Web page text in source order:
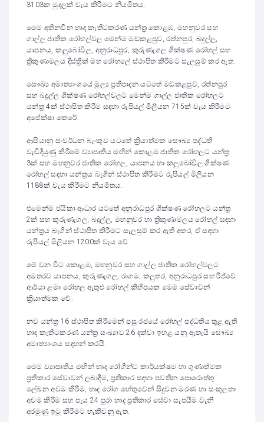
3103ක මුදලක් වැය කිරීමට නියමිතය.
මෙම අතිනවීන හෘද කැතීටකරණ යන්ත්‍ර කොළඹ, මහනුවර සහ
ගාල්ල ජාතික රෝහල්වල මෙන්ම මඩකළපුව, රත්නපුර, බදුල්ල,
යාපනය, කලුබෝවිල, අනුරාධපුර, කුරුණෑගල ශික්ෂණ රෝහල් සහ
ත්‍රිකුණාමලය දිස්ත්‍රික් මහ රෝහලේ ස්ථාපිත කිරීමට සැලසුම් කර ඇත.
සෞඛ්‍ය අමාත්‍යාංශයේ මූල්‍ය ප්‍රතිපාදන යටතේ මඩකළපුව, රත්නපුර
සහ බදුල්ල ශික්ෂණ රෝහල්වලට මෙන්ම ගාල්ල ජාතික රෝහලට
යන්ත්‍ර 4ක් ස්ථාපිත කිරීම සඳහා රුපියල් මිලියන 715ක් වැය කිරීමට
අපේක්ෂා කෙරේ.
ආසියානු සංවර්ධන බැංකුව යටතේ ක්‍රියාත්මක සෞඛ්‍ය පද්ධති
වැඩිදියුණු කිරීමේ ව්‍යාපෘතිය මඟින් කොළඹ ජාතික රෝහලට යන්ත්‍ර
3ක් සහ මහනුවර ජාතික රෝහල, යාපනය හා කලුබෝවිල ශික්ෂණ
රෝහල් සඳහා යන්ත්‍රය බැගින් ස්ථාපිත කිරීමට රුපියල් මිලියන
1188ක් වැය කිරීමට නියමිතය.
එමෙන්ම ජයිකා ආධාර යටතේ අනුරාධපුර ශික්ෂණ රෝහලට යන්ත්‍ර
2ක් සහ කුරුණෑගල, බදුල්ල, මහනුවර හා ත්‍රිකුණාමලය රෝහල් සඳහා
යන්ත්‍රය බැගින් ස්ථාපිත කිරීමට සැලසුම් කර ඇති අතර, ඒ සඳහා
රුපියල් මිලියන 1200ක් වැය වේ.
මේ වන විට කොළඹ, මහනුවර සහ ගාල්ල ජාතික රෝහල්වලට
අමතරව යාපනය, කුරුණෑගල, රාගම, කලුතර, අනුරාධපුර සහ රිජ්වේ
ආර්යා ළමා රෝහල ඇතුළු රෝහල් කිහිපයක මෙම සේවාවන්
ක්‍රියාත්මක වේ.
නව යන්ත්‍ර 16 ස්ථාපිත කිරීමෙන් පසු රජයේ රෝහල් පද්ධතිය තුළ ඇති
හෘද කැතීටකරණ යන්ත්‍ර සංඛ්‍යාව 26 දක්වා ඉහළ යනු ඇතැයි සෞඛ්‍ය
අමාත්‍යාංශය සඳහන් කරයි.
මෙම ව්‍යාපෘතිය මඟින් හෘද රෝගීන්ට කාර්යක්ෂම හා ගුණාත්මක
ප්‍රතිකාර සේවාවන් ලබාදීම, ප්‍රතිකාර සඳහා පවතින පොරොත්තු
ලේඛන අවම කිරීම, හෘද රෝග හේතුවෙන් සිදුවන මරණ හා සංකූලතා
අවම කිරීම සහ පැය 24 පුරා හෘද ප්‍රතිකාර සේවා සැපයීම වැනි
අරමුණු ඉටු කිරීමට හැකිවනු ඇත.